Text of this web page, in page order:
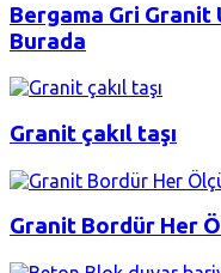
Bergama Gri
Burada
Granit çakıl taşı
Granit Bordür Her